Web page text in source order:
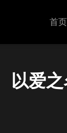
首页
以爱